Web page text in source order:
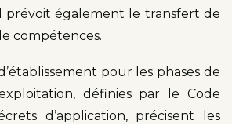
prévoit également le transfert de
compétences.
pour les phases de
définies par le Code
d’application, précisent les